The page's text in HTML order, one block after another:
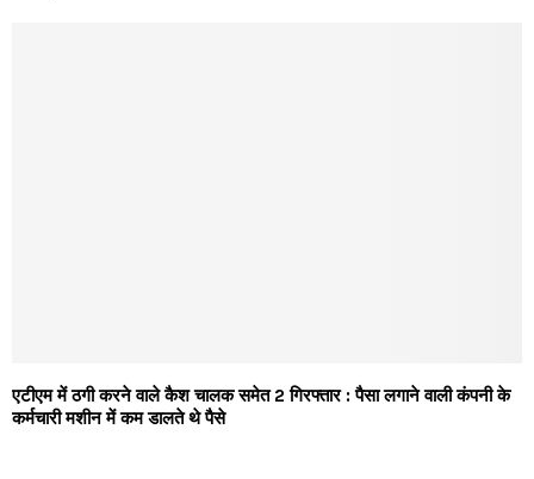
एटीएम में ठगी करने वाले कैश चालक समेत 2 गिरफ्तार : पैसा लगाने वाली कंपनी के
कर्मचारी मशीन में कम डालते थे पैसे